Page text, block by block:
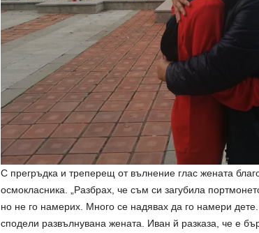
С прегръдка и треперещ от вълнение глас жената
осмокласника. „Разбрах, че съм си загубила
но не го намерих. Много се надявах да го намери
сподели развълнувана жената. Иван й разказа, че е